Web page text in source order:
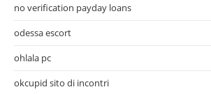
no verification payday loans
odessa escort
ohlala pc
okcupid sito di incontri